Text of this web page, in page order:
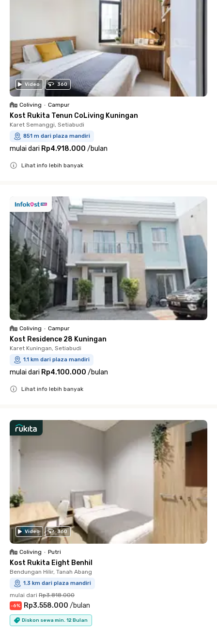
Video 360
Coliving • Campur
Kost Rukita Tenun CoLiving Kuningan
Karet Semanggi, Setiabudi
851 m dari plaza mandiri
mulai dari Rp4.918.000 /bulan
Lihat info lebih banyak
Coliving • Campur
Kost Residence 28 Kuningan
Karet Kuningan, Setiabudi
1.1 km dari plaza mandiri
mulai dari Rp4.100.000 /bulan
Lihat info lebih banyak
Video 360
Coliving • Putri
Kost Rukita Eight Benhil
Bendungan Hilir, Tanah Abang
1.3 km dari plaza mandiri
mulai dari Rp3.818.000
-6% Rp3.558.000 /bulan
Diskon sewa min. 12 Bulan